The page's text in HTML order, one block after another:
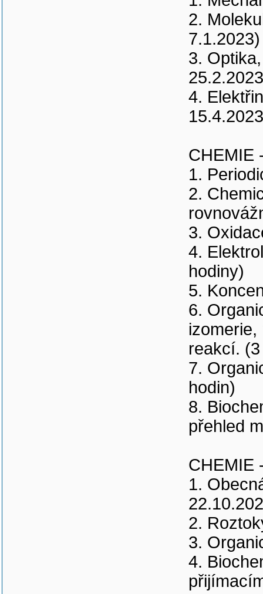
2.
7.1.2023)
3.
4.
CHEMIE
1.
2.
3.
4.
hodiny)
5.
6.
reakcí.
7.
hodin)
8.
přehled
CHEMIE
1.
2.
3.
4.